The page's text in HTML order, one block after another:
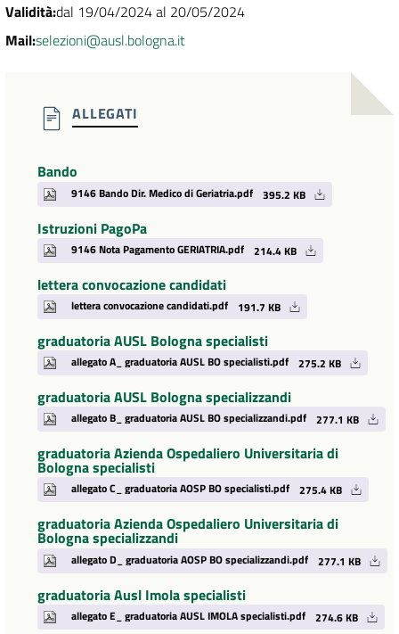
Validità:dal 19/04/2024 al 20/05/2024
Mail:selezioni@ausl.bologna.it
ALLEGATI
Bando
9146 Bando Dir. Medico di Geriatria.pdf 395.2 KB
Istruzioni PagoPa
9146 Nota Pagamento GERIATRIA.pdf 214.4 KB
lettera convocazione candidati
lettera convocazione candidati.pdf 191.7 KB
graduatoria AUSL Bologna specialisti
allegato A_ graduatoria AUSL BO specialisti.pdf 275.2 KB
graduatoria AUSL Bologna specializzandi
allegato B_ graduatoria AUSL BO specializzandi.pdf 277.1 KB
graduatoria Azienda Ospedaliero Universitaria di
Bologna specialisti
allegato C_ graduatoria AOSP BO specialisti.pdf 275.4 KB
graduatoria Azienda Ospedaliero Universitaria di
Bologna specializzandi
allegato D_ graduatoria AOSP BO specializzandi.pdf 277.1 KB
graduatoria Ausl Imola specialisti
allegato E_ graduatoria AUSL IMOLA specialisti.pdf 274.6 KB